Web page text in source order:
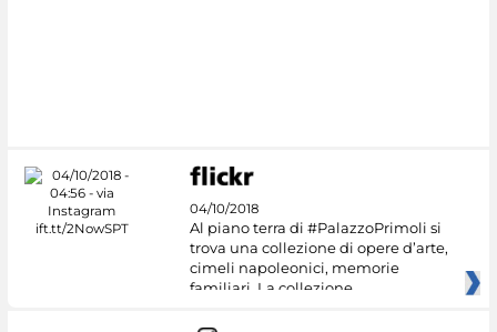
04/10/2018
Al piano terra di #PalazzoPrimoli si
trova una collezione di opere d’arte,
cimeli napoleonici, memorie
familiari. La collezione